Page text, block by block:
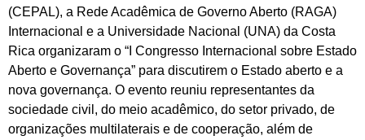
(CEPAL), a Rede Acadêmica de Governo Aberto (RAGA)
Internacional e a Universidade Nacional (UNA) da Costa
Rica organizaram o “I Congresso Internacional sobre Estado
Aberto e Governança” para discutirem o Estado aberto e a
nova governança. O evento reuniu representantes da
sociedade civil, do meio acadêmico, do setor privado, de
organizações multilaterais e de cooperação, além de